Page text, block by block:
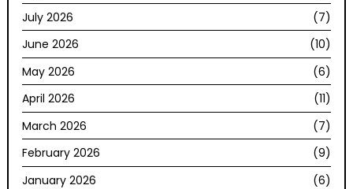
July 2026
(7)
June 2026
(10)
May 2026
(6)
April 2026
(11)
March 2026
(7)
February 2026
(9)
January 2026
(6)